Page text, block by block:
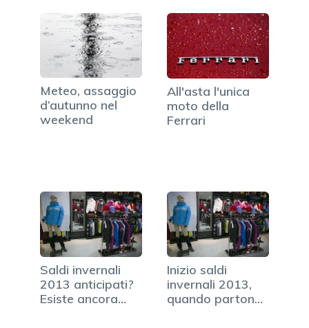
Meteo, assaggio
d’autunno nel
weekend
All'asta l'unica
moto della
Ferrari
Saldi invernali
2013 anticipati?
Esiste ancora
Inizio saldi
invernali 2013,
quando partono